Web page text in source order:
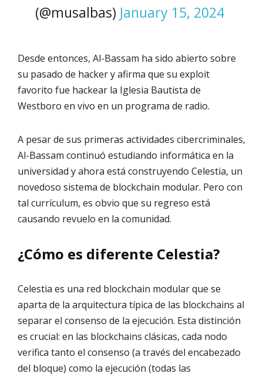
(@musalbas) January 15, 2024
Desde entonces, Al-Bassam ha sido abierto sobre
su pasado de hacker y afirma que su exploit
favorito fue hackear la Iglesia Bautista de
Westboro en vivo en un programa de radio.
A pesar de sus primeras actividades cibercriminales,
Al-Bassam continuó estudiando informática en la
universidad y ahora está construyendo Celestia, un
novedoso sistema de blockchain modular. Pero con
tal currículum, es obvio que su regreso está
causando revuelo en la comunidad.
¿Cómo es diferente Celestia?
Celestia es una red blockchain modular que se
aparta de la arquitectura típica de las blockchains al
separar el consenso de la ejecución. Esta distinción
es crucial: en las blockchains clásicas, cada nodo
verifica tanto el consenso (a través del encabezado
del bloque) como la ejecución (todas las